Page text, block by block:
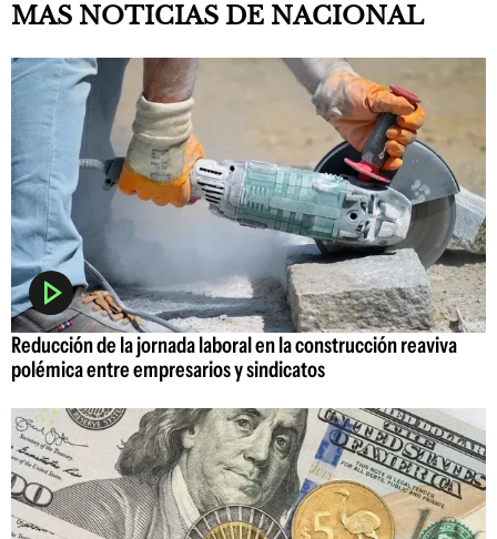
MAS NOTICIAS DE NACIONAL
Reducción de la jornada laboral en la construcción reaviva
polémica entre empresarios y sindicatos